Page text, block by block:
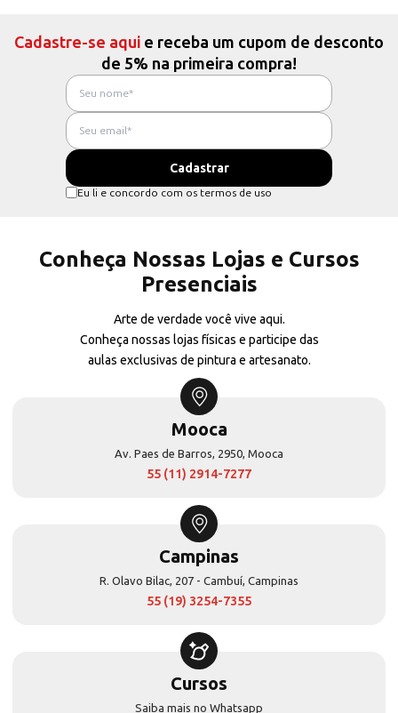
Cadastre-se aqui e receba um cupom de desconto
de 5% na primeira compra!
Eu li e concordo com os termos de uso
Conheça Nossas Lojas e Cursos
Presenciais
Arte de verdade você vive aqui.
Conheça nossas lojas físicas e participe das
aulas exclusivas de pintura e artesanato.
Mooca
Av. Paes de Barros, 2950, Mooca
55 (11) 2914-7277
Campinas
R. Olavo Bilac, 207 - Cambuí, Campinas
55 (19) 3254-7355
Cursos
Saiba mais no Whatsapp